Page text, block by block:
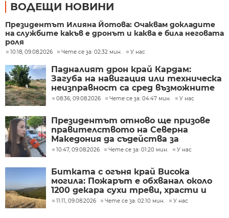
ВОДЕЩИ НОВИНИ
Президентът Илияна Йотова: Очаквам докладите
на службите какъв е дронът и каква е била неговата
роля
10:18, 09.08.2026 Чете се за: 02:32 мин. У нас
Падналият дрон край Кардам:
Загуба на навигация или техническа
неизправност са сред възможните
причини
08:36, 09.08.2026 Чете се за: 04:47 мин. У нас
Президентът отново ще призове
правителството на Северна
Македония да съдейства за
лечението на Ива Михайлова
10:47, 09.08.2026 Чете се за: 01:20 мин. У нас
Битката с огъня край Висока
могила: Пожарът е обхванал около
1200 декара сухи треви, храсти и
дъбова гора
11:11, 09.08.2026 Чете се за: 02:10 мин. У нас